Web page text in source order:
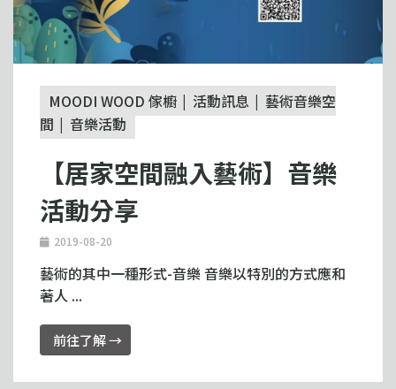
MOODI WOOD 傢櫥 活動訊息
藝術音樂空
間
音樂活動
【居家空間融入藝術】音樂
活動分享
2019-08-20
藝術的其中一種形式-音樂 音樂以特別的方式應和
著人 ...
前往了解 →